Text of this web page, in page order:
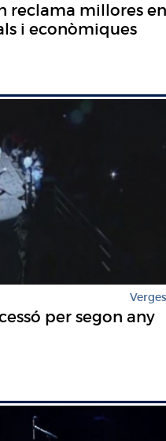
reclama millores en
i econòmiques
Verges
per segon any